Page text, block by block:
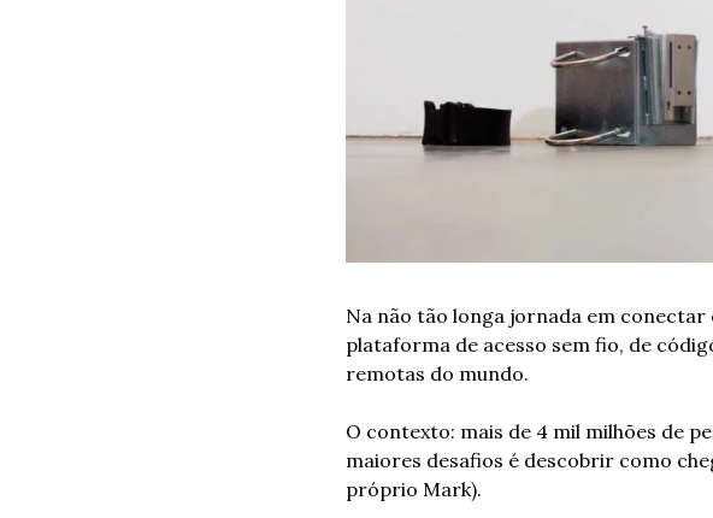
Na não tão longa jornada em conectar
plataforma de acesso sem fio, de
remotas do mundo.
O contexto: mais de 4 mil milhões de
maiores desafios é descobrir como
próprio Mark).